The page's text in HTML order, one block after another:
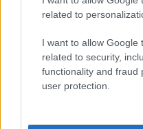
related to
I want to allow Google
related to security,
functionality and fraud
user protection.
Asseco Resovia| Developres
Cellfast Wilki Krosno|
Motor Lublin|Stal Rzeszów|
Resovia|Wieczysta